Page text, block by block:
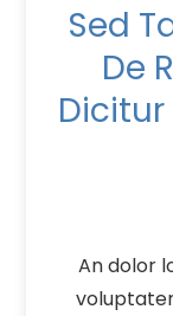
Sed
De
Dicitur
An dolor